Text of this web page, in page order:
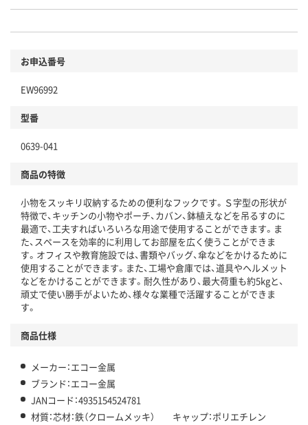
お申込番号
EW96992
型番
0639-041
商品の特徴
小物をスッキリ収納するための便利なフックです。Ｓ字型の形状が
特徴で、キッチンの小物やポーチ、カバン、鉢植えなどを吊るすのに
最適で、工夫すればいろいろな用途で使用することができます。ま
た、スペースを効率的に利用してお部屋を広く使うことができま
す。オフィスや教育施設では、書類やバッグ、傘などをかけるために
使用することができます。また、工場や倉庫では、道具やヘルメット
などをかけることができます。耐久性があり、最大荷重も約5kgと、
頑丈で使い勝手がよいため、様々な業種で活躍することができま
す。
商品仕様
メーカー：エコー金属
ブランド：エコー金属
JANコード：4935154524781
材質：芯材：鉄（クロームメッキ） キャップ：ポリエチレン